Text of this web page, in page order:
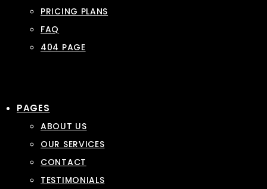
PRICING PLANS
FAQ
404 PAGE
PAGES
ABOUT US
OUR SERVICES
CONTACT
TESTIMONIALS